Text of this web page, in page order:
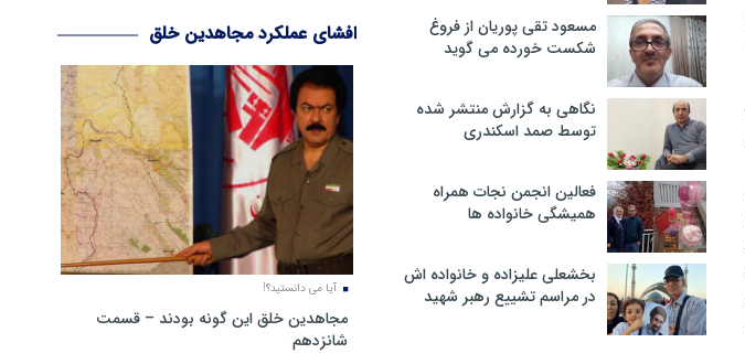
مسعود تقی پوریان از فروغ
شکست خورده می گوید
نگاهی به گزارش منتشر شده
توسط صمد اسکندری
فعالین انجمن نجات همراه
همیشگی خانواده ها
بخشعلی علیزاده و خانواده اش
در مراسم تشییع رهبر شهید
افشای عملکرد مجاهدین خلق
آیا می دانستید؟!
مجاهدین خلق این گونه بودند – قسمت
شانزدهم